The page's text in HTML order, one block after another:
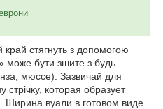
стягнуть з допомогою
може бути зшите з будь
мюссе). Зазвичай для
которая образует
Ширина вуали в готовом виде